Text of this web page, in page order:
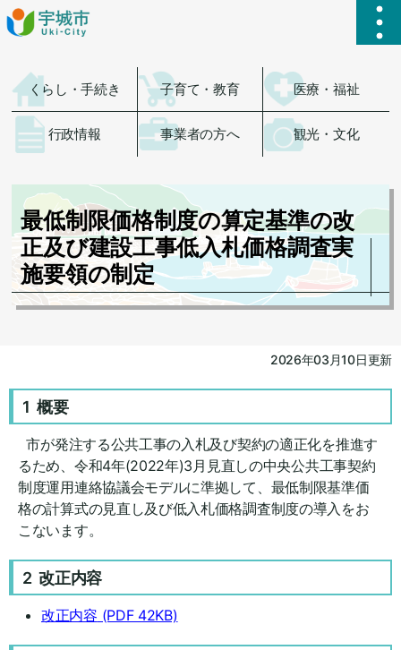
ハ
くらし・手続き 子育て・教育 医療・福祉
行政情報 事業者の方へ 観光・文化
最低制限価格制度の算定基準の改
正及び建設工事低入札価格調査実
施要領の制定
2026年03月10日更新
1 概要
市が発注する公共工事の入札及び契約の適正化を推進す
るため、令和4年(2022年)3月見直しの中央公共工事契約
制度運用連絡協議会モデルに準拠して、最低制限基準価
格の計算式の見直し及び低入札価格調査制度の導入をお
こないます。
2 改正内容
改正内容 (PDF 42KB)